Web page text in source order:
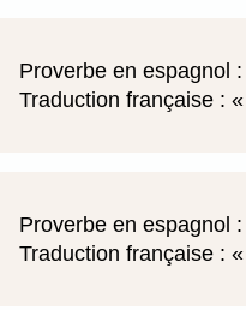
Proverbe en espagnol :
Traduction française :
Proverbe en espagnol :
Traduction française :